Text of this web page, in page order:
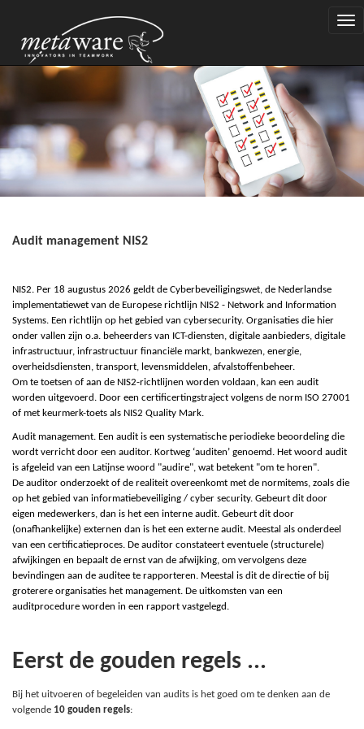
Audit management NIS2
NIS2. Per 18 augustus 2026 geldt de Cyberbeveiligingswet, de Nederlandse
implementatiewet van de Europese richtlijn NIS2 - Network and Information
Systems. Een richtlijn op het gebied van cybersecurity. Organisaties die hier
onder vallen zijn o.a. beheerders van ICT-diensten, digitale aanbieders, digitale
infrastructuur, infrastructuur financiële markt, bankwezen, energie,
overheidsdiensten, transport, levensmiddelen, afvalstoffenbeheer.
Om te toetsen of aan de NIS2-richtlijnen worden voldaan, kan een audit
worden uitgevoerd. Door een certificertingstraject volgens de norm ISO 27001
of met keurmerk-toets als NIS2 Quality Mark.
Audit management. Een audit is een systematische periodieke beoordeling die
wordt verricht door een auditor. Kortweg ‘auditen’ genoemd. Het woord audit
is afgeleid van een Latijnse woord "audire", wat betekent "om te horen".
De auditor onderzoekt of de realiteit overeenkomt met de normitems, zoals die
op het gebied van informatiebeveiliging / cyber security. Gebeurt dit door
eigen medewerkers, dan is het een interne audit. Gebeurt dit door
(onafhankelijke) externen dan is het een externe audit. Meestal als onderdeel
van een certificatieproces. De auditor constateert eventuele (structurele)
afwijkingen en bepaalt de ernst van de afwijking, om vervolgens deze
bevindingen aan de auditee te rapporteren. Meestal is dit de directie of bij
groterere organisaties het management. De uitkomsten van een
auditprocedure worden in een rapport vastgelegd.
Eerst de gouden regels ...
Bij het uitvoeren of begeleiden van audits is het goed om te denken aan de
volgende 10 gouden regels: